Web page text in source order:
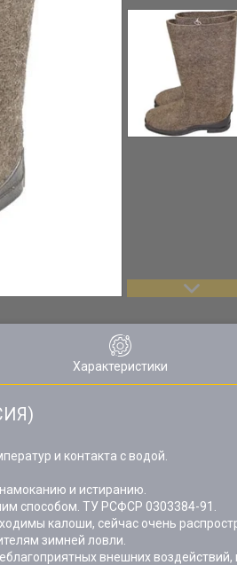
Характеристики
и контакта с водой.
и истиранию.
способом. ТУ РСФСР 0303384-91.
калоши, сейчас очень
зимней ловли.
внешних